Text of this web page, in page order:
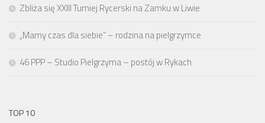
Zbliża się XXIII Turniej Rycerski na Zamku w Liwie
„Mamy czas dla siebie” – rodzina na pielgrzymce
46 PPP – Studio Pielgrzyma – postój w Rykach
TOP 10